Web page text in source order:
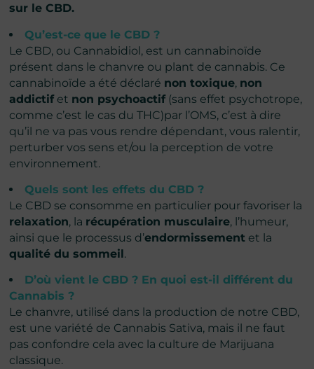
sur le CBD.
Qu’est-ce que le CBD ?
Le CBD, ou Cannabidiol, est un cannabinoïde
présent dans le chanvre ou plant de cannabis. Ce
cannabinoïde a été déclaré non toxique, non
addictifet non psychoactif(sans effet psychotrope,
comme c’est le cas du THC)par l’OMS, c’est à dire
qu’il ne va pas vous rendre dépendant, vous ralentir,
perturber vos sens et/ou la perception de votre
environnement.
Quels sont les effets du CBD ?
Le CBD se consomme en particulier pour favoriser la
relaxation, la récupération musculaire, l’humeur,
ainsi que le processus d’endormissement et la
qualité du sommeil.
D’où vient le CBD ? En quoi est-il différent du
Cannabis ?
Le chanvre, utilisé dans la production de notre CBD,
est une variété de Cannabis Sativa, mais il ne faut
pas confondre cela avec la culture de Marijuana
classique.